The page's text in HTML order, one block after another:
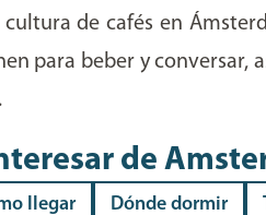
de cafés en
para beber y conversar,
de
llegar Dónde dormir